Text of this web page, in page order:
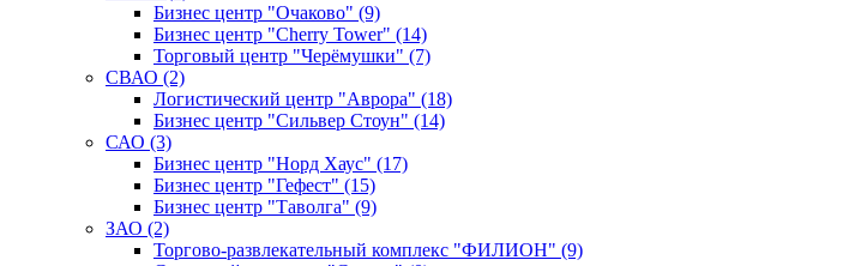
Бизнес центр "Очаково" (9)
Бизнес центр "Cherry Tower" (14)
Торговый центр "Черёмушки" (7)
СВАО (2)
Логистический центр "Аврора" (18)
Бизнес центр "Сильвер Стоун" (14)
САО (3)
Бизнес центр "Норд Хаус" (17)
Бизнес центр "Гефест" (15)
Бизнес центр "Таволга" (9)
ЗАО (2)
Торгово-развлекательный комплекс "ФИЛИОН" (9)